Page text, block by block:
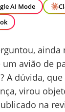
AI Mode
ainda
avião de
A dúvida,
virou
na